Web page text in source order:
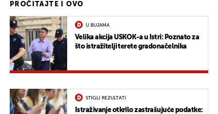
PROČITAJTE I OVO
U BUJAMA
Velika akcija USKOK-a u Istri: Poznato za
što istražitelji terete gradonačelnika
STIGLI REZULTATI
Istraživanje otkrilo zastrašujuće podatke: